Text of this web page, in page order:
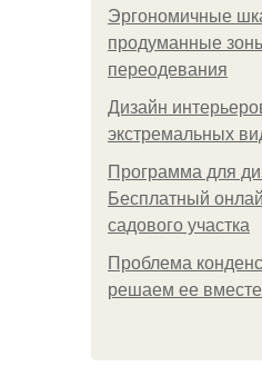
Эргономичные
продуманные
переодевания
Дизайн
экстремальных
Программа для
Бесплатный
садового участка
Проблема
решаем ее вместе